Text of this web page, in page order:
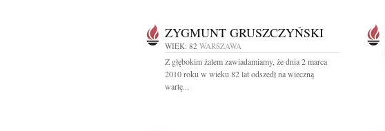
ZYGMUNT GRUSZCZYŃSKI
WIEK: 82 WARSZAWA
Z głębokim żalem zawiadamiamy, że dnia 2 marca
2010 roku w wieku 82 lat odszedł na wieczną
wartę...